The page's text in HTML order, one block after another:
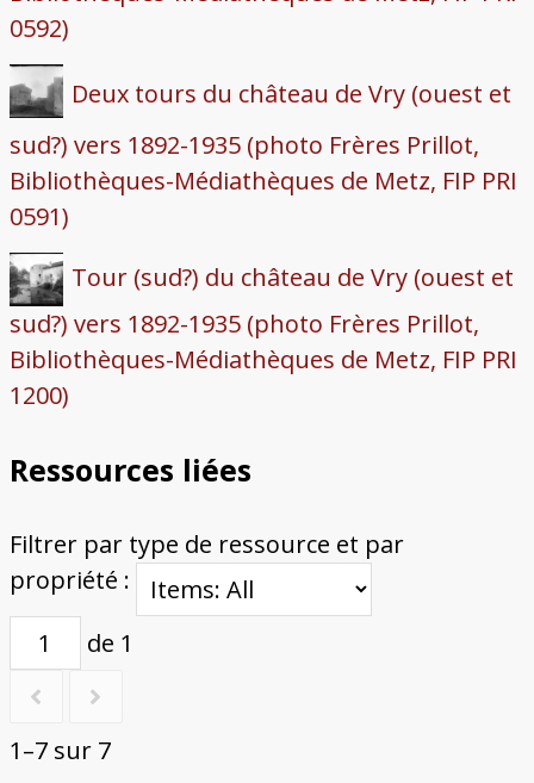
0592)
Deux tours du château de Vry (ouest et
sud?) vers 1892-1935 (photo Frères Prillot,
Bibliothèques-Médiathèques de Metz, FIP PRI
0591)
Tour (sud?) du château de Vry (ouest et
sud?) vers 1892-1935 (photo Frères Prillot,
Bibliothèques-Médiathèques de Metz, FIP PRI
1200)
Ressources liées
Filtrer par type de ressource et par
propriété :
de 1
1–7 sur 7